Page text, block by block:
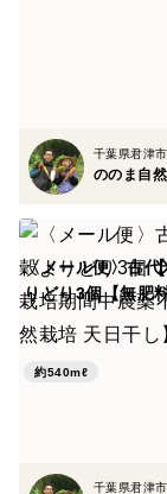
千葉県君津市
ののま自
〈メール便〉古代
りどり3個【無肥
日干し】
約540mℓ
千葉県君津市